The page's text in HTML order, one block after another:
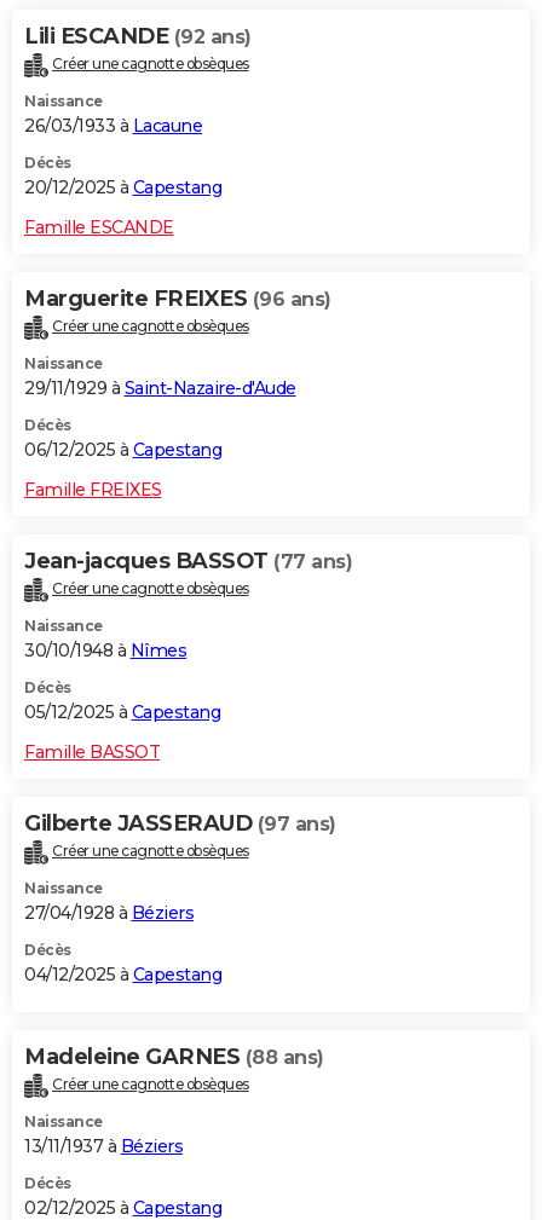
Lili ESCANDE (92 ans)
Créer une cagnotte obsèques
Naissance
26/03/1933 à Lacaune
Décès
20/12/2025 à Capestang
Famille ESCANDE
Marguerite FREIXES (96 ans)
Créer une cagnotte obsèques
Naissance
29/11/1929 à Saint-Nazaire-d'Aude
Décès
06/12/2025 à Capestang
Famille FREIXES
Jean-jacques BASSOT (77 ans)
Créer une cagnotte obsèques
Naissance
30/10/1948 à Nîmes
Décès
05/12/2025 à Capestang
Famille BASSOT
Gilberte JASSERAUD (97 ans)
Créer une cagnotte obsèques
Naissance
27/04/1928 à Béziers
Décès
04/12/2025 à Capestang
Madeleine GARNES (88 ans)
Créer une cagnotte obsèques
Naissance
13/11/1937 à Béziers
Décès
02/12/2025 à Capestang